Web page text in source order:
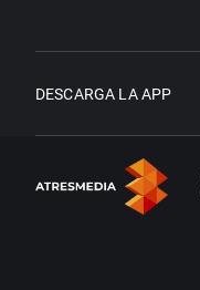
DESCARGA LA APP